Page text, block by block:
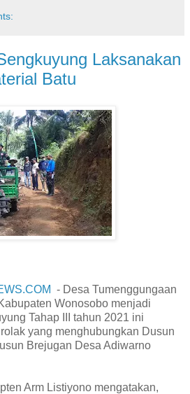
Laksanakan
Batu
- Desa Tumenggungaan
Wonosobo menjadi
Tahap III tahun 2021 ini
yang menghubungkan Dusun
Brejugan Desa Adiwarno
Arm Listiyono mengatakan,